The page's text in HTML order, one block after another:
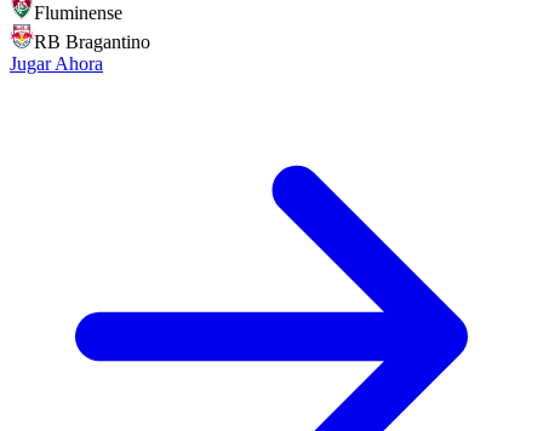
Fluminense
RB Bragantino
Jugar Ahora